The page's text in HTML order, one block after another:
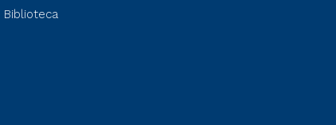
Biblioteca